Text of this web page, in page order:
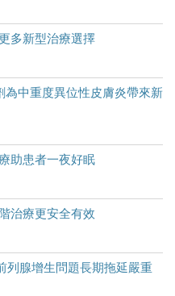
多新型治療選擇
中重度異位性皮膚炎帶來新
助患者一夜好眠
治療更安全有效
列腺增生問題長期拖延嚴重